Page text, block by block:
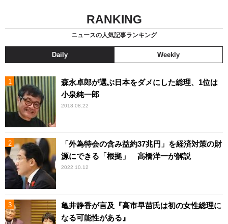
RANKING
ニュースの人気記事ランキング
Daily Weekly
森永卓郎が選ぶ日本をダメにした総理、1位は
小泉純一郎
2018.08.22
「外為特会の含み益約37兆円」を経済対策の財
源にできる「根拠」 高橋洋一が解説
2022.10.12
亀井静香が言及『高市早苗氏は初の女性総理に
なる可能性がある』